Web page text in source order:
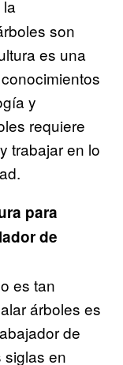
son
es una
y
requiere
trabajar en lo
para
de
es tan
árboles es
de
siglas en